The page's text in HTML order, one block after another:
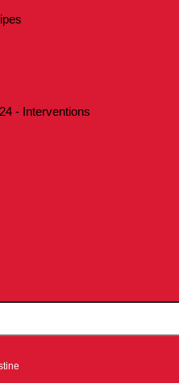
- Interventions